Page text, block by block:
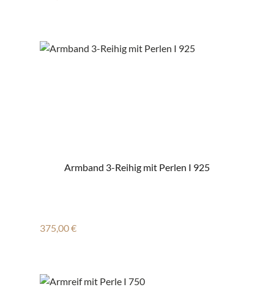
Armband 3-Reihig mit Perlen I 925
Regulärer Preis:
375,00 €